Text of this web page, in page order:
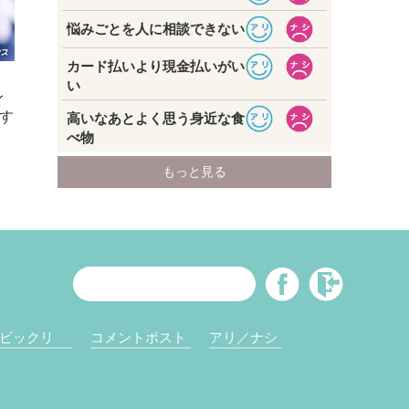
ビックリ コメントポスト アリ／ナシ